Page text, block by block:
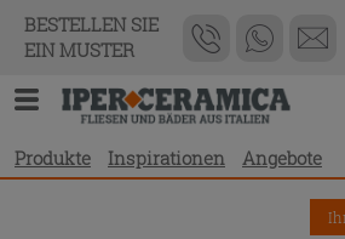
BESTELLEN SIE
EIN MUSTER
Produkte Inspirationen Angebote